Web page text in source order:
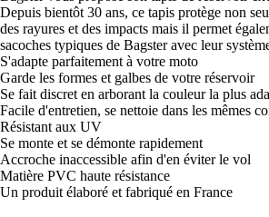
Depuis bientôt 30 ans, ce tapis protège non
des rayures et des impacts mais il permet
sacoches typiques de Bagster avec leur
S'adapte parfaitement à votre moto
Garde les formes et galbes de votre réservoir
Se fait discret en arborant la couleur la plus
Facile d'entretien, se nettoie dans les mêmes
Résistant aux UV
Se monte et se démonte rapidement
Accroche inaccessible afin d'en éviter le vol
Matière PVC haute résistance
Un produit élaboré et fabriqué en France